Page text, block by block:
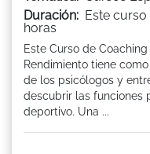
Duración: Este
horas
Este Curso de
Rendimiento tiene
de los psicólogos y
descubrir las funciones
deportivo. Una ...